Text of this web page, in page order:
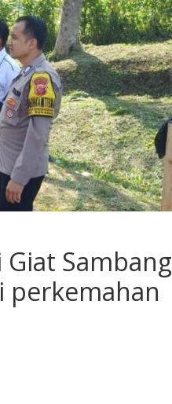
Sambang
perkemahan